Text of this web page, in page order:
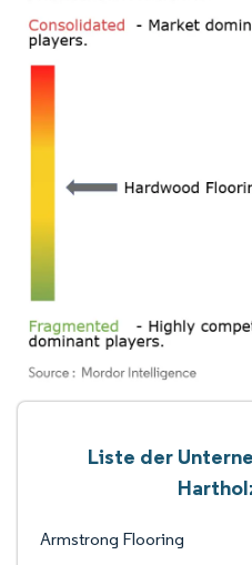
Liste der
Armstrong Flooring